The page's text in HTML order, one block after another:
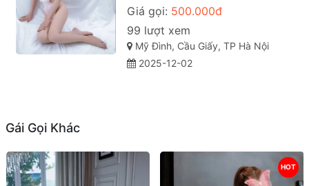
Giá gọi: 500.000đ
99 lượt xem
Mỹ Đình, Cầu Giấy, TP Hà Nội
2025-12-02
Gái Gọi Khác
HOT